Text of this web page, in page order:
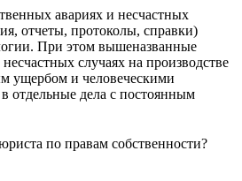
авариях и несчастных
отчеты, протоколы, справки)
При этом вышеназванные
случаях на производстве
ущербом и человеческими
отдельные дела с постоянным
по правам собственности?